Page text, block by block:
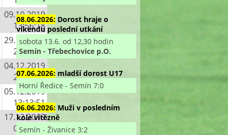
09.10.2019
13:56:18
29.10.2019
23:31:12
04.12.2019
22:31:08
05.12.2019
13:13:51
17.12.2019
03:42:52
08.06.2026: Dorost hraje o
víkendu poslední utkání
sobota 13.6. od 12,30 hodin
Semín - Třebechovice p.O.
07.06.2026: mladší dorost U17
Horní Ředice - Semín 7:0
06.06.2026: Muži v posledním
kole vítězně
Semín - Živanice 3:2